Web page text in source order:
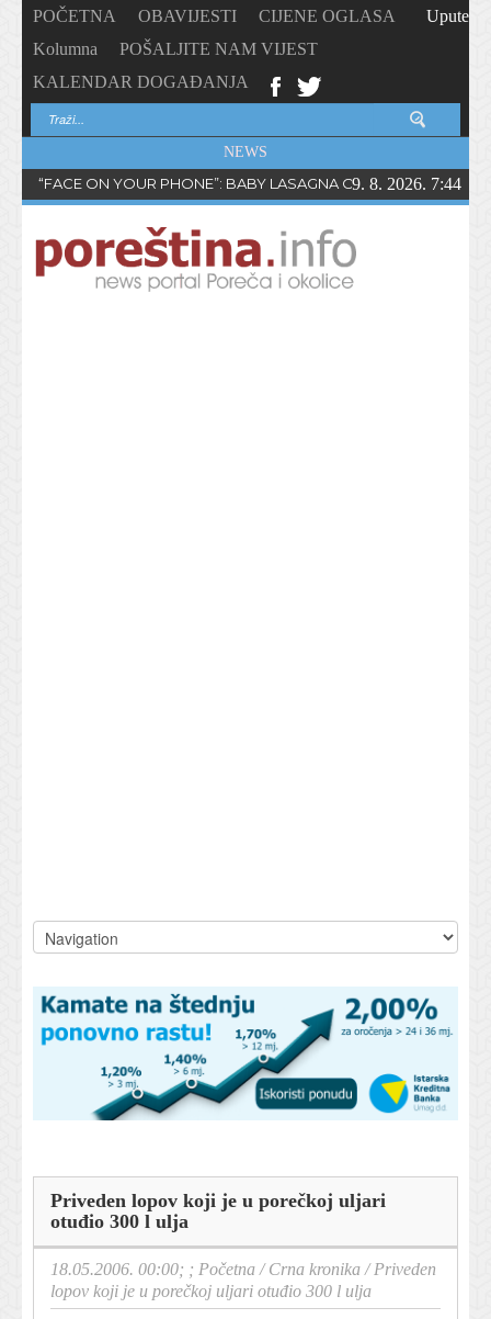
POČETNA OBAVIJESTI
CIJENE OGLASA
Kolumna
POŠALJITE NAM VIJEST
KALENDAR DOGAĐANJA
Upute
NEWS
“FACE ON YOUR PHONE”: BABY LASAGNA OBJAVIO NOVI
9. 8. 2026. 7:44
Priveden lopov koji je u porečkoj uljari
otuđio 300 l ulja
18.05.2006. 00:00; ; Početna /Crna kronika /Priveden
lopov koji je u porečkoj uljari otuđio 300 l ulja